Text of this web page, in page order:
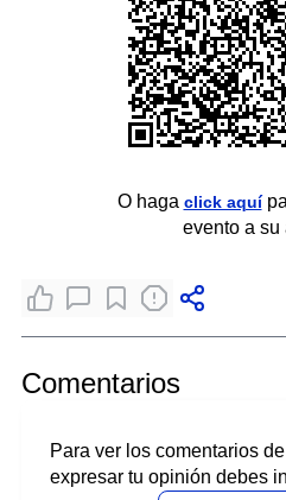
O haga click aquí
evento a su
Comentarios
Para ver los comentarios
expresar tu opinión debes